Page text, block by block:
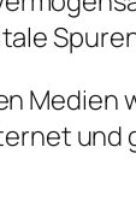
Medien